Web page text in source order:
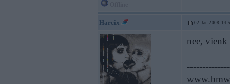
Harcix 02. Jan 2008,
nee, vienk